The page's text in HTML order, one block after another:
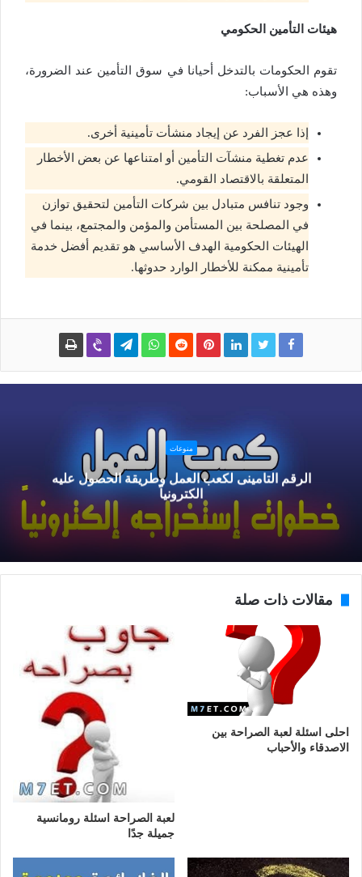
هيئات التأمين الحكومي
تقوم الحكومات بالتدخل أحيانا في سوق التأمين عند الضرورة،
وهذه هي الأسباب:
إذا عجز الفرد عن إيجاد منشأت تأمينية أخرى.
عدم تغطية منشآت التأمين أو امتناعها عن بعض الأخطار
المتعلقة بالاقتصاد القومي.
وجود تنافس متبادل بين شركات التأمين لتحقيق توازن
في المصلحة بين المستأمن والمؤمن والمجتمع، بينما في
الهيئات الحكومية الهدف الأساسي هو تقديم أفضل خدمة
تأمينية ممكنة للأخطار الوارد حدوثها.
منوعات
الرقم التامينى لكعب العمل وطريقة الحصول عليه
الكترونياً
مقالات ذات صلة
احلى اسئلة لعبة الصراحة بين
الاصدقاء والأحباب
لعبة الصراحة اسئلة رومانسية
جميلة جدًا